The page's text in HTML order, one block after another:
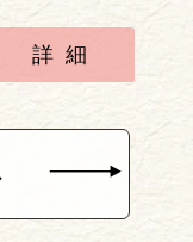
詳細